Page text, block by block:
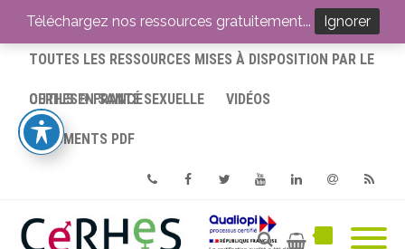
ACCUEIL
TOUTES LES RESSOURCES MISES À DISPOSITION PAR LE
CERHES® FRANCE
OUTILS EN SANTÉ SEXUELLE VIDÉOS
DOCUMENTS PDF
PhoneFacebookTwitterYoutube
Téléchargez nos ressources gratuitement... Ignorer